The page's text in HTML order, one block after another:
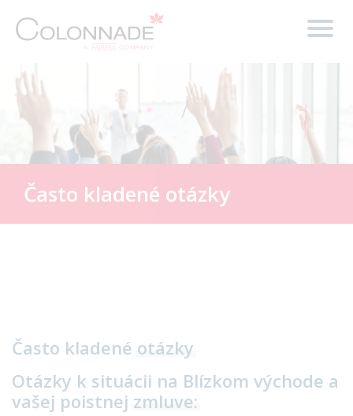
Často kladené otázky
Často kladené otázky
Otázky k situácii na Blízkom východe a
vašej poistnej zmluve: